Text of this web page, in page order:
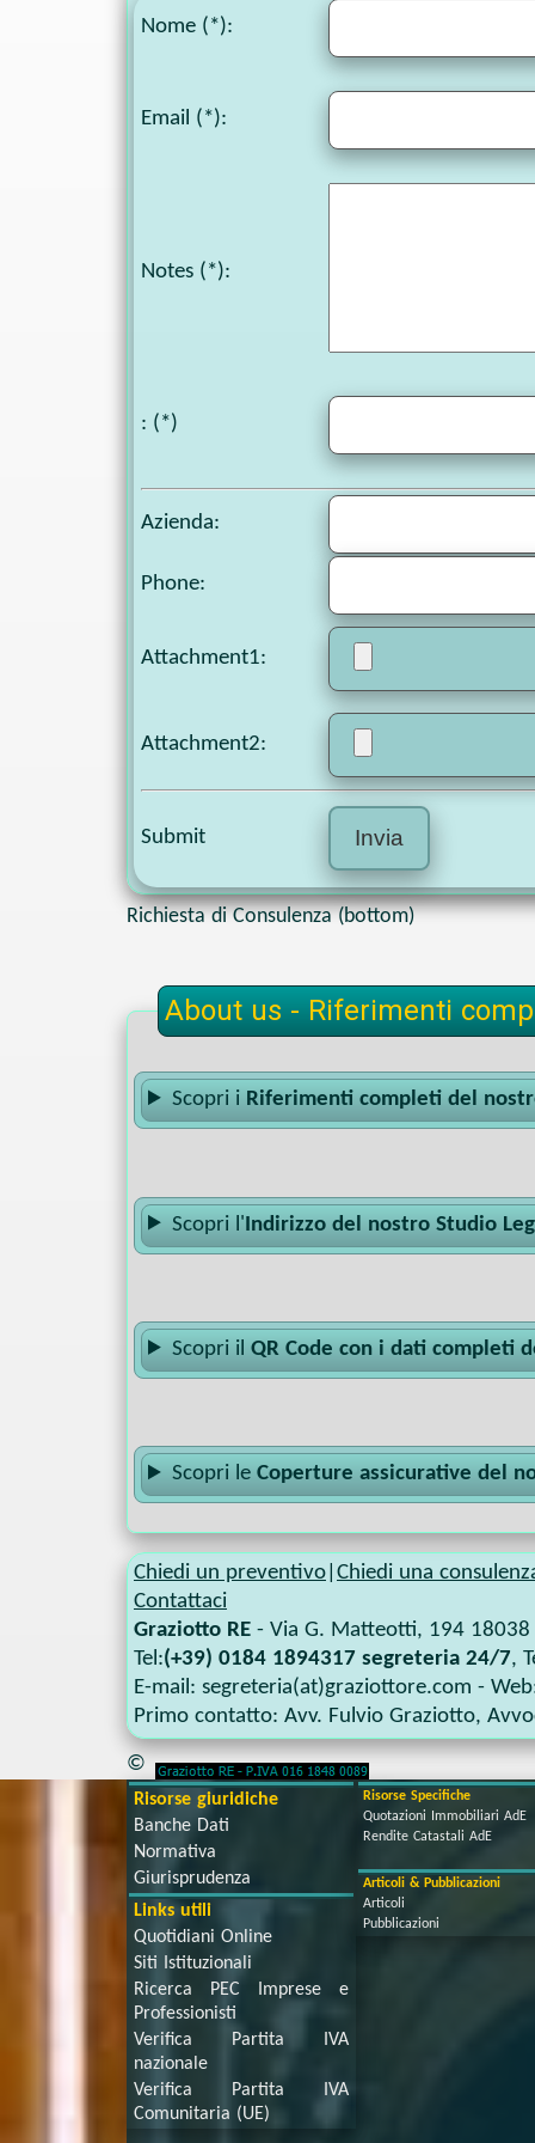
Nome (*):
Email (*):
Notes (*):
: (*)
Azienda:
Phone:
Attachment1:
Attachment2:
Submit
Richiesta di Consulenza (bottom)
About us - Riferimenti
Scopri i Riferimenti completi del
Scopri l' Indirizzo del nostro Studio
Scopri ilQR Code con i dati completi
Scopri leCoperture assicurative del
Chiedi un preventivo Chiedi una
Contattaci
Graziotto RE - Via G. Matteotti, 194 18038
Tel:(+39) 0184 1894317 segreteria 24/7,
E-mail: segreteria(at)graziottore.com -
Primo contatto: Avv. Fulvio Graziotto,
©
Risorse giuridiche
Banche Dati
Normativa
Giurisprudenza
Links utili
Quotidiani Online
Siti Istituzionali
Ricerca PEC Imprese e
Professionisti
Verifica Partita IVA
nazionale
Verifica Partita IVA
Comunitaria (UE)
Risorse Specifiche
Quotazioni Immobiliari AdE
Rendite Catastali AdE
Articoli & Pubblicazioni
Articoli
Pubblicazioni